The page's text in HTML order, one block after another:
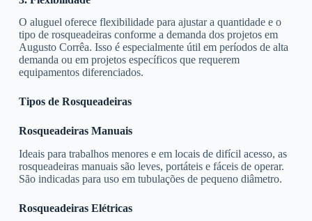
O aluguel oferece flexibilidade para ajustar a quantidade e o
tipo de rosqueadeiras conforme a demanda dos projetos em
Augusto Corrêa. Isso é especialmente útil em períodos de alta
demanda ou em projetos específicos que requerem
equipamentos diferenciados.
Tipos de Rosqueadeiras
Rosqueadeiras Manuais
Ideais para trabalhos menores e em locais de difícil acesso, as
rosqueadeiras manuais são leves, portáteis e fáceis de operar.
São indicadas para uso em tubulações de pequeno diâmetro.
Rosqueadeiras Elétricas